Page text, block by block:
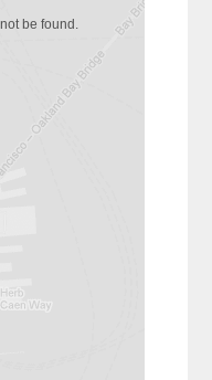
be found.